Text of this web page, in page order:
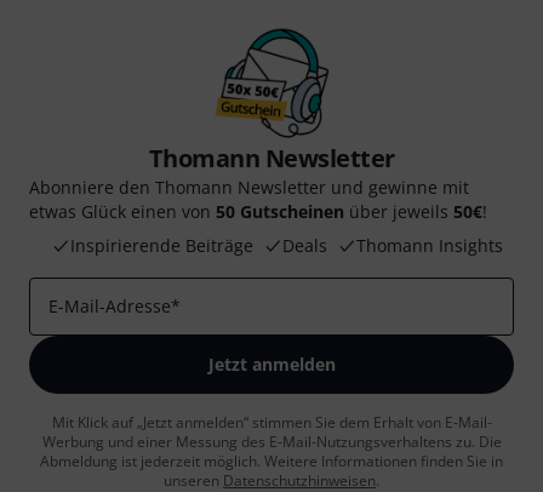
Thomann Newsletter
Abonniere den Thomann Newsletter und gewinne mit
etwas Glück einen von 50 Gutscheinen über jeweils 50€!
Inspirierende Beiträge
Deals Thomann Insights
E-Mail-Adresse*
Jetzt anmelden
Mit Klick auf „Jetzt anmelden“ stimmen Sie dem Erhalt von E-Mail-
Werbung und einer Messung des E-Mail-Nutzungsverhaltens zu. Die
Abmeldung ist jederzeit möglich. Weitere Informationen finden Sie in
unseren Datenschutzhinweisen.